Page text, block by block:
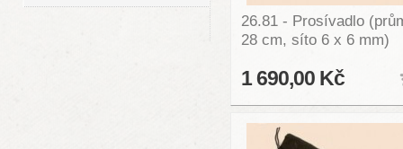
26.81 - Prosívadlo
28 cm, síto 6 x 6 mm)
1 690,00 Kč